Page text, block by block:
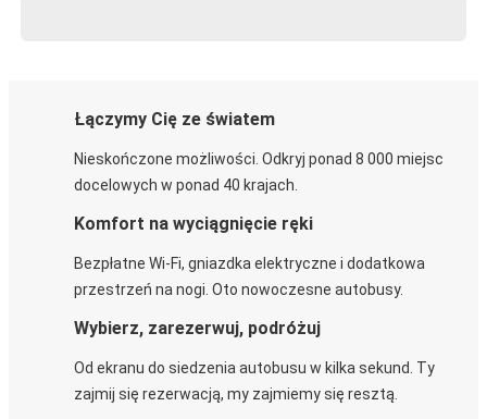
Łączymy Cię ze światem
Nieskończone możliwości. Odkryj ponad 8 000 miejsc
docelowych w ponad 40 krajach.
Komfort na wyciągnięcie ręki
Bezpłatne Wi-Fi, gniazdka elektryczne i dodatkowa
przestrzeń na nogi. Oto nowoczesne autobusy.
Wybierz, zarezerwuj, podróżuj
Od ekranu do siedzenia autobusu w kilka sekund. Ty
zajmij się rezerwacją, my zajmiemy się resztą.